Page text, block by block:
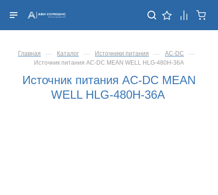
Главная — Каталог — Источники питания — AC-DC —
Источник питания AC-DC MEAN WELL HLG-480H-36A
Источник питания AC-DC MEAN
WELL HLG-480H-36A